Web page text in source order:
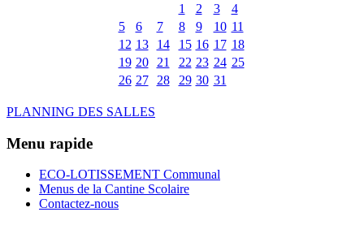
1
2 3
4
5
6 7 8 9 10 11
12 13 14 15 16 17 18
19 20 21 22 23 24 25
26 27 28 29 30 31
PLANNING DES SALLES
Menu rapide
ECO-LOTISSEMENT Communal
Menus de la Cantine Scolaire
Contactez-nous